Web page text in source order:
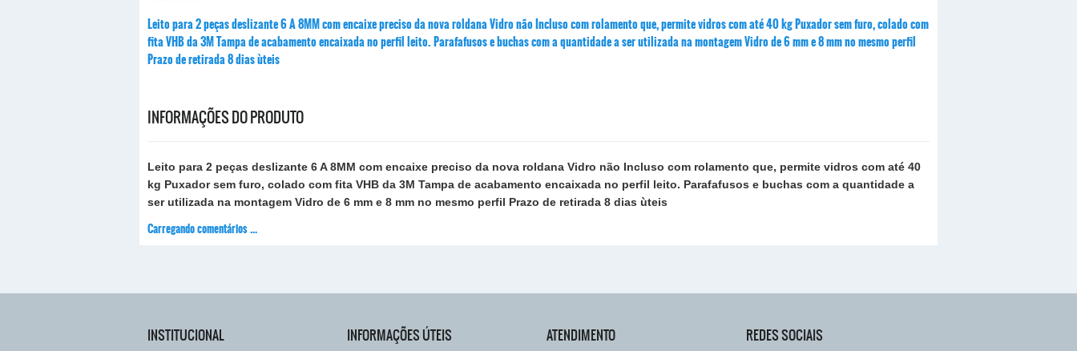
Leito para 2 peças deslizante 6 A 8MM com encaixe preciso da nova roldana Vidro não Incluso com rolamento que, permite vidros com até 40 kg Puxador sem furo, colado com
fita VHB da 3M Tampa de acabamento encaixada no perfil leito. Parafafusos e buchas com a quantidade a ser utilizada na montagem Vidro de 6 mm e 8 mm no mesmo perfil
Prazo de retirada 8 dias ùteis
INFORMAÇÕES DO PRODUTO
Leito para 2 peças deslizante 6 A 8MM com encaixe preciso da nova roldana Vidro não Incluso com rolamento que, permite vidros com até 40
kg Puxador sem furo, colado com fita VHB da 3M Tampa de acabamento encaixada no perfil leito. Parafafusos e buchas com a quantidade a
ser utilizada na montagem Vidro de 6 mm e 8 mm no mesmo perfil Prazo de retirada 8 dias ùteis
Carregando comentários ...
INSTITUCIONAL INFORMAÇÕES ÚTEIS ATENDIMENTO REDES SOCIAIS